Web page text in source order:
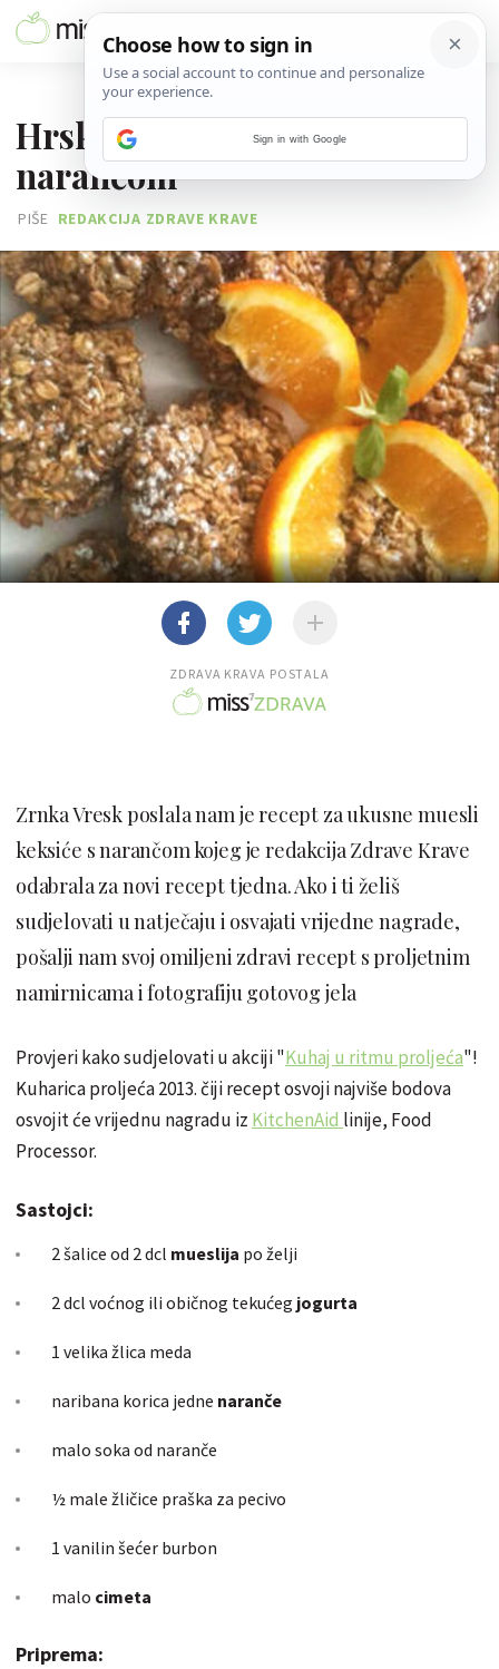
Hrskavi muesli keksići s
narančom
PIŠE REDAKCIJA ZDRAVE KRAVE
ZDRAVA KRAVA POSTALA
Zrnka Vresk poslala nam je recept za ukusne muesli
keksiće s narančom kojeg je redakcija Zdrave Krave
odabrala za novi recept tjedna. Ako i ti želiš
sudjelovati u natječaju i osvajati vrijedne nagrade,
pošalji nam svoj omiljeni zdravi recept s proljetnim
namirnicama i fotografiju gotovog jela
Provjeri kako sudjelovati u akciji "Kuhaj u ritmu proljeća"!
Kuharica proljeća 2013. čiji recept osvoji najviše bodova
osvojit će vrijednu nagradu iz KitchenAid linije, Food
Processor.
Sastojci:
2 šalice od 2 dcl mueslija po želji
2 dcl voćnog ili običnog tekućeg jogurta
1 velika žlica meda
naribana korica jedne naranče
malo soka od naranče
½ male žličice praška za pecivo
1 vanilin šećer burbon
malo cimeta
Priprema:
Sign in with Google